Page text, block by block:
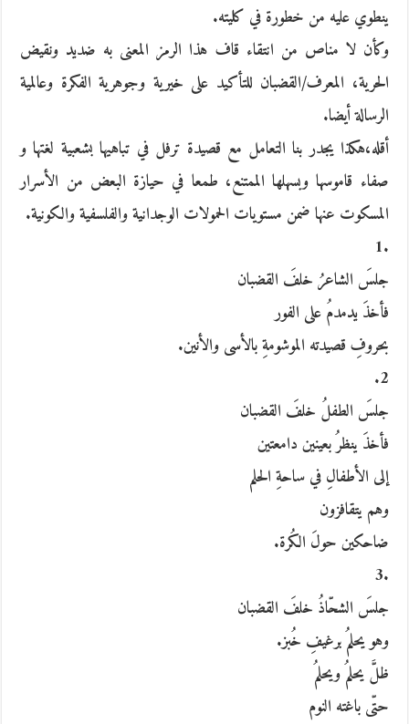
ينطوي عليه من خطورة في كليته.
وكأن لا مناص من انتقاء قاف هذا الرمز المعنى به ضديد ونقيض
الحرية، المعرف/القضبان للتأكيد على خيرية وجوهرية الفكرة وعالمية
الرسالة أيضا.
أقله،هكذا يجدر بنا التعامل مع قصيدة ترفل في تباهيها بشعبية لغتها و
صفاء قاموسها وبسهلها الممتنع، طمعا في حيازة البعض من الأسرار
المسكوت عنها ضمن مستويات الحمولات الوجدانية والفلسفية والكونية.
.1
جلسَ الشاعرُ خلفَ القضبان
فأخذَ يدمدمُ على الفور
بحروفِ قصيدته الموشومةِ بالأسى والأنين.
2.
جلسَ الطفلُ خلفَ القضبان
فأخذَ ينظرُ بعينين دامعتين
إلى الأطفالِ في ساحةِ الحلم
وهم يتقافزون
ضاحكين حولَ الكُرة.
.3
جلسَ الشحّاذُ خلفَ القضبان
وهو يحلمُ برغيفِ خُبز.
ظلَّ يحلمُ ويحلمُ
حتّى باغته النوم